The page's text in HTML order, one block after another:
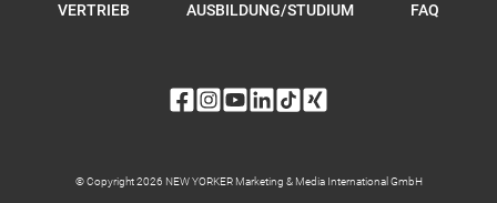
VERTRIEB AUSBILDUNG/STUDIUM FAQ
© Copyright 2026 NEW YORKER Marketing & Media International GmbH